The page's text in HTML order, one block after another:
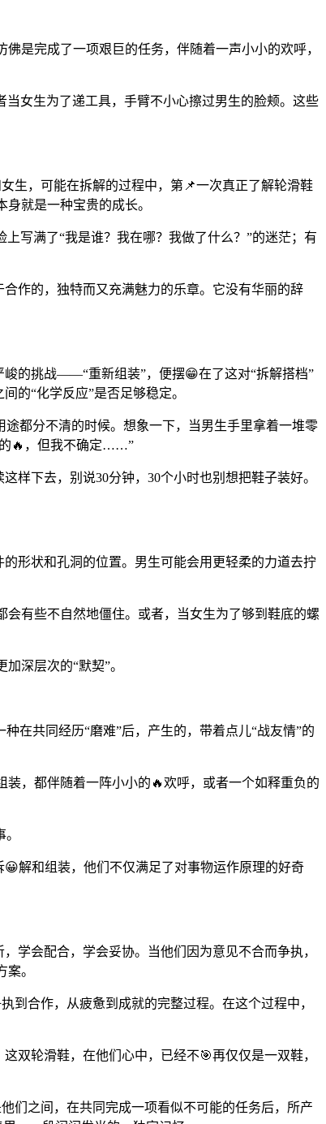
是完成了一项艰巨的任务，伴随着一声小小的欢呼，
女生为了递工具，手臂不小心擦过男生的脸颊。这些
生，可能在拆解的过程中，第📌一次真正了解轮滑鞋
就是一种宝贵的成长。
写满了“我是谁？我在哪？我做了什么？”的迷茫；有
作的，独特而又充满魅力的乐章。它没有华丽的辞
峻的挑战——“重新组装”，便摆😁在了这对“拆解搭档”
的“化学反应”是否足够稳定。
都分不清的时候。想象一下，当男生手里拿着一堆零
的🔥，但我不确定……”
样下去，别说30分钟，30个小时也别想把鞋子装好。
形状和孔洞的位置。男生可能会用更轻柔的力道去拧
有些不自然地僵住。或者，当女生为了够到鞋底的螺
深层次的“默契”。
在共同经历“磨难”后，产生的，带着点儿“战友情”的
，都伴随着一阵小小的🔥欢呼，或者一个如释重负的
解和组装，他们不仅满足了对事物运作原理的好奇
学会配合，学会妥协。当他们因为意见不合而争执，
。
到合作，从疲惫到成就的完整过程。在这个过程中，
双轮滑鞋，在他们心中，已经不🎯再仅仅是一双鞋，
们之间，在共同完成一项看似不可能的任务后，所产